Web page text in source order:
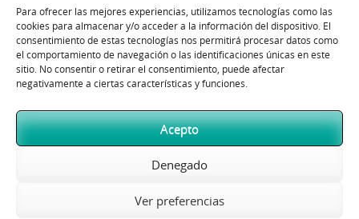
Para ofrecer las mejores experiencias, utilizamos tecnologías como las
cookies para almacenar y/o acceder a la información del dispositivo. El
consentimiento de estas tecnologías nos permitirá procesar datos como
el comportamiento de navegación o las identificaciones únicas en este
sitio. No consentir o retirar el consentimiento, puede afectar
negativamente a ciertas características y funciones.
Acepto
Denegado
Ver preferencias
← Previous Next →